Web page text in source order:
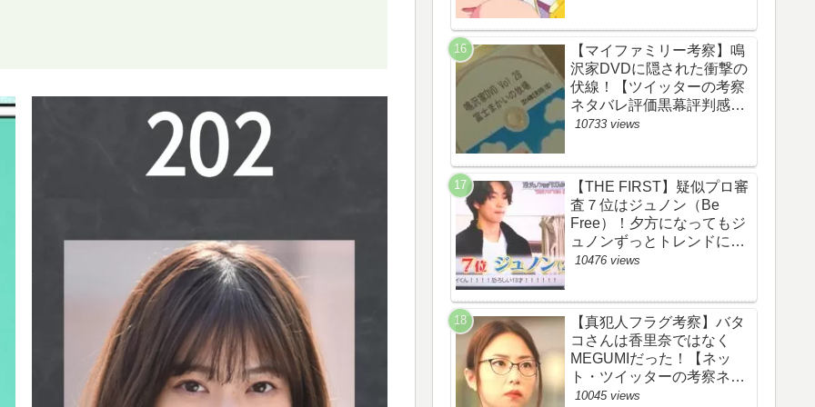
【マイファミリー考察】鳴
沢家DVDに隠された衝撃の
伏線！【ツイッターの考察
ネタバレ評価黒幕評判感想
批判原作犯人キャスト脚本
10733 views
【THE FIRST】疑似プロ審
査７位はジュノン（Be
Free）！夕方になってもジ
ュノンずっとトレンドにい
るww【ザファースト・ネッ
BE:FIRST・ビーファース
ト】
10476 views
【真犯人フラグ考察】バタ
コさんは香里奈ではなく
MEGUMIだった！【ネッ
ト・ツイッターの考察ネタ
バレ感想評価評判あらすじ
10045 views